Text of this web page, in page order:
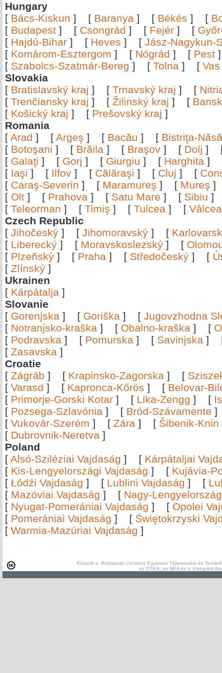
Hungary
[ Bács-Kiskun ] [ Baranya ] [ Békés ] [
[ Budapest ] [ Csongrád ] [ Fejér ] [
[ Hajdú-Bihar ] [ Heves ] [ Jász-Nagykun-
[ Komárom-Esztergom ] [ Nógrád ] [ Pest
[ Szabolcs-Szatmár-Bereg ] [ Tolna ] [ Vas
Slovakia
[ Bratislavský kraj ] [ Trnavský kraj ] [
[ Trenčiansky kraj ] [ Žilinský kraj ] [
[ Košický kraj ] [ Prešovský kraj ]
Romania
[ Arad ] [ Argeş ] [ Bacău ] [ Bistriţa-
[ Botoşani ] [ Brăila ] [ Braşov ] [ Dolj ]
[ Galaţi ] [ Gorj ] [ Giurgiu ] [ Harghita ]
[ Iaşi ] [ Ilfov ] [ Călăraşi ] [ Cluj ] [
[ Caraş-Severin ] [ Maramureş ] [ Mureş
[ Olt ] [ Prahova ] [ Satu Mare ] [ Sibiu
[ Teleorman ] [ Timiş ] [ Tulcea ] [
Czech Republic
[ Jihočeský ] [ Jihomoravský ] [
[ Liberecký ] [ Moravskoslezský ] [
[ Plzeňský ] [ Praha ] [ Středočeský ] [
[ Zlínský ]
Ukrainen
[ Kárpátalja ]
Slovanie
[ Gorenjska ] [ Goriška ] [ Jugovzhodna
[ Notranjsko-kraška ] [ Obalno-kraška ] [
[ Podravska ] [ Pomurska ] [ Savinjska ]
[ Zasavska ]
Croatie
[ Zágráb ] [ Krapinsko-Zagorska ] [
[ Varasd ] [ Kapronca-Kőrös ] [ Belovar-
[ Primorje-Gorski Kotar ] [ Lika-Zengg ] [
[ Pozsega-Szlavónia ] [ Bród-Szávamente
[ Vukovár-Szerém ] [ Zára ] [ Šibenik-Knin
[ Dubrovnik-Neretva ]
Poland
[ Alsó-Sziléziai Vajdaság ] [ Kárpátaljai
[ Kis-Lengyelországi Vajdaság ] [ Kujávia-
[ Łódźi Vajdaság ] [ Lublini Vajdaság ] [
[ Mazóviai Vajdaság ] [ Nagy-
[ Nyugat-Pomerániai Vajdaság ] [ Opolei
[ Pomerániai Vajdaság ] [ Świętokrzyski
[ Warmia-Mazúriai Vajdaság ]
Készült a Budapesti Corvinus Egyetem Tájtervezési és
az OTKA, az NKA és a Visegrádi